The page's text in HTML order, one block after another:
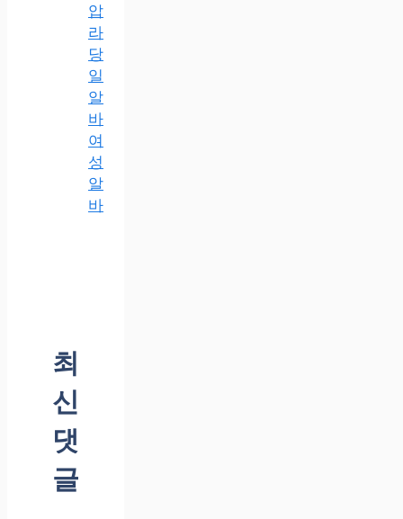
압
라
당
일
알
바
여
성
알
바
최
신
댓
글